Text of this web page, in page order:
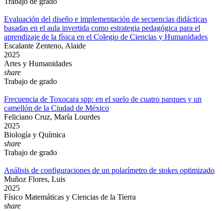
Evaluación del diseño e implementación de secuencias didácticas
basadas en el aula invertida como estrategia pedagógica para el
aprendizaje de la física en el Colegio de Ciencias y Humanidades
Escalante Zenteno, Alaide
2025
Artes y Humanidades
share
Trabajo de grado
Frecuencia de Toxocara spp: en el suelo de cuatro parques y un
camellón de la Ciudad de México
Feliciano Cruz, María Lourdes
2025
Biología y Química
share
Trabajo de grado
Análisis de configuraciones de un polarímetro de stokes optimizado
Muñoz Flores, Luis
2025
Físico Matemáticas y Ciencias de la Tierra
share